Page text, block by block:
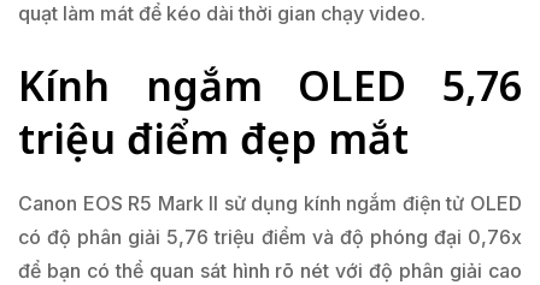
quạt làm mát để kéo dài thời gian chạy video.
Kính ngắm OLED 5,76
triệu điểm đẹp mắt
Canon EOS R5 Mark II sử dụng kính ngắm điện tử OLED
có độ phân giải 5,76 triệu điểm và độ phóng đại 0,76x
để bạn có thể quan sát hình rõ nét với độ phân giải cao